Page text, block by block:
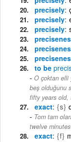
precisely
precisely
precisely
to be
O çoktan elli
beş olduğunu
fifty years old,
exact {s}
Tom tam
twelve
exact {f}